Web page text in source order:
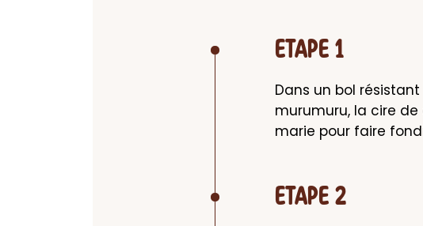
ETAPE 1
Dans un bol
murumuru, la cire
marie pour faire
ETAPE 2